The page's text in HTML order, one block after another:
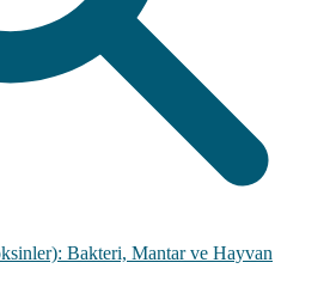
Bakteri, Mantar ve Hayvan